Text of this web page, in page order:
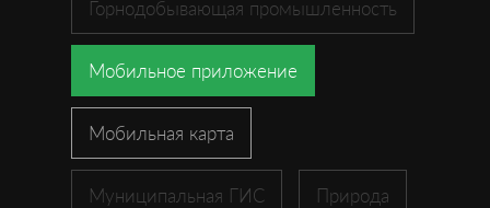
Горнодобывающая промышленность
Мобильное приложение
Мобильная карта
Муниципальная ГИС Природа